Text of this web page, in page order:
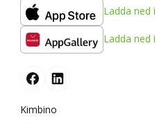
Ladda ned i
Ladda ned i
Kimbino